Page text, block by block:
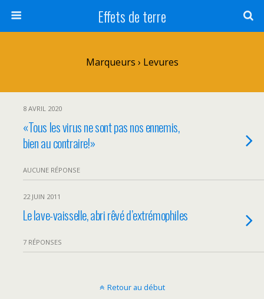
Effets de terre
Marqueurs › Levures
8 AVRIL 2020
«Tous les virus ne sont pas nos ennemis,
bien au contraire!»
AUCUNE RÉPONSE
22 JUIN 2011
Le lave-vaisselle, abri rêvé d’extrémophiles
7 RÉPONSES
Retour au début